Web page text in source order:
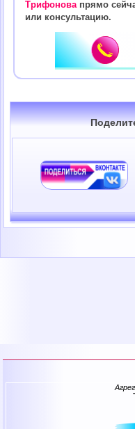
Трифоновапрямо
или консультацию.